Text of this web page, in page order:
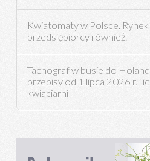
Kwiatomaty w Polsce. Rynek
przedsiębiorcy również.
Tachograf w busie do
przepisy od 1 lipca 2026 r. i
kwiaciarni